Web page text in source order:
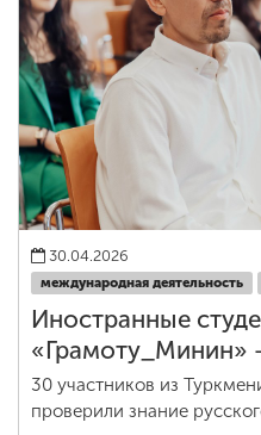
30.04.2026
международная деятельность
Иностранные
«Грамоту_Минин»
30 участников из
проверили знание